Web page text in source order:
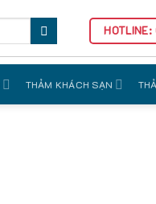
THẢM KHÁCH SẠN